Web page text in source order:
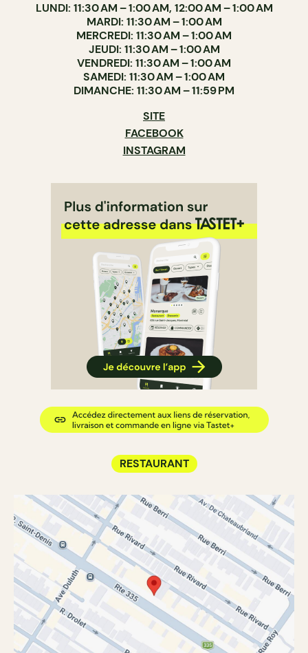
LUNDI: 11:30 AM – 1:00 AM, 12:00 AM – 1:00 AM
MARDI: 11:30 AM – 1:00 AM
MERCREDI: 11:30 AM – 1:00 AM
JEUDI: 11:30 AM – 1:00 AM
VENDREDI: 11:30 AM – 1:00 AM
SAMEDI: 11:30 AM – 1:00 AM
DIMANCHE: 11:30 AM – 11:59 PM
SITE
FACEBOOK
INSTAGRAM
RESTAURANT